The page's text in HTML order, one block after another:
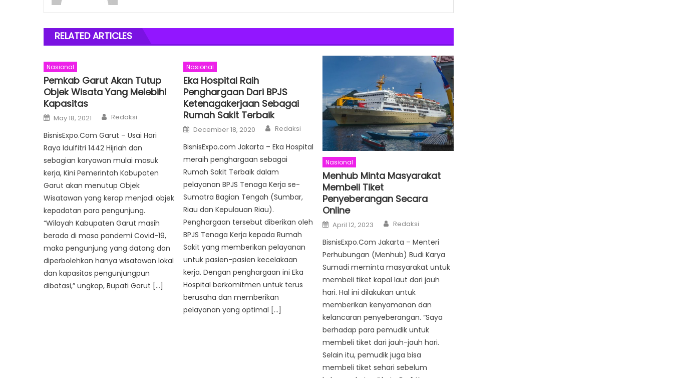
RELATED ARTICLES
Nasional
Pemkab Garut Akan Tutup
Objek Wisata Yang Melebihi
Kapasitas
Posted
on
May 18, 2021 Author
Redaksi
BisnisExpo.Com Garut – Usai Hari
Raya Idulfitri 1442 Hijriah dan
sebagian karyawan mulai masuk
kerja, Kini Pemerintah Kabupaten
Garut akan menutup Objek
Wisatawan yang kerap menjadi objek
kepadatan para pengunjung.
“Wilayah Kabupaten Garut masih
berada di masa pandemi Covid-19,
maka pengunjung yang datang dan
diperbolehkan hanya wisatawan lokal
dan kapasitas pengunjungpun
dibatasi,” ungkap, Bupati Garut […]
Nasional
Eka Hospital Raih
Penghargaan Dari BPJS
Ketenagakerjaan Sebagai
Rumah Sakit Terbaik
Posted
on
December 18, 2020 Author
Redaksi
BisnisExpo.com Jakarta – Eka Hospital
meraih penghargaan sebagai
Rumah Sakit Terbaik dalam
pelayanan BPJS Tenaga Kerja se-
Sumatra Bagian Tengah (Sumbar,
Riau dan Kepulauan Riau).
Penghargaan tersebut diberikan oleh
BPJS Tenaga Kerja kepada Rumah
Sakit yang memberikan pelayanan
untuk pasien-pasien kecelakaan
kerja. Dengan penghargaan ini Eka
Hospital berkomitmen untuk terus
berusaha dan memberikan
pelayanan yang optimal […]
Nasional
Menhub Minta Masyarakat
Membeli Tiket
Penyeberangan Secara
Online
Posted
on
April 12, 2023 Author
Redaksi
BisnisExpo.Com Jakarta – Menteri
Perhubungan (Menhub) Budi Karya
Sumadi meminta masyarakat untuk
membeli tiket kapal laut dari jauh
hari. Hal ini dilakukan untuk
memberikan kenyamanan dan
kelancaran penyeberangan. “Saya
berhadap para pemudik untuk
membeli tiket dari jauh-jauh hari.
Selain itu, pemudik juga bisa
membeli tiket sehari sebelum